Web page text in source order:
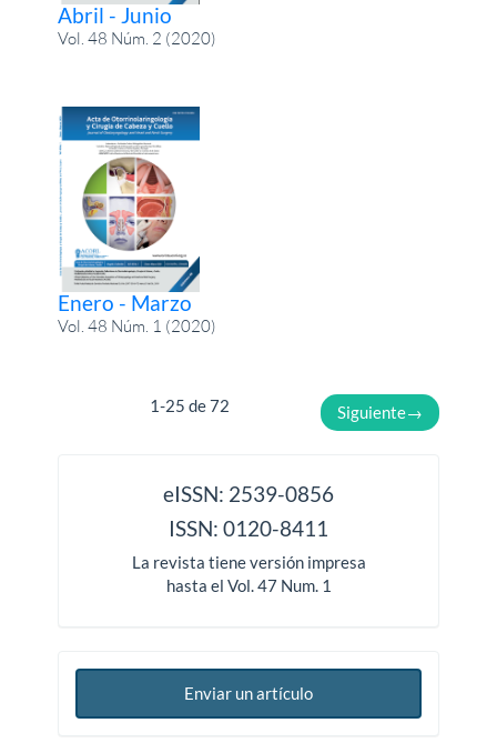
Abril - Junio
Vol. 48 Núm. 2 (2020)
Enero - Marzo
Vol. 48 Núm. 1 (2020)
1-25 de 72 Siguiente→
eISSN: 2539-0856
ISSN: 0120-8411
La revista tiene versión impresa
hasta el Vol. 47 Num. 1
Enviar un artículo